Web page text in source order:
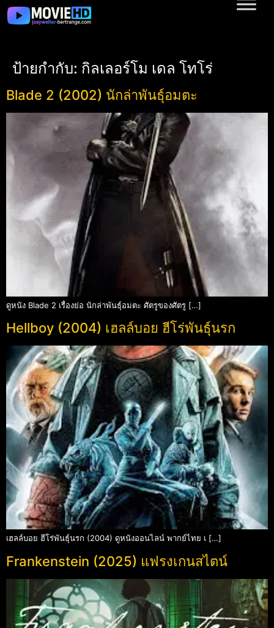
ป้ายกำกับ: กิลเลอร์โม เดล โทโร่
Blade 2 (2002) นักล่าพันธุ์อมตะ
ดูหนัง Blade 2 เรื่องย่อ นักล่าพันธุ์อมตะ ศัตรูของศัตรู […]
Hellboy (2004) เฮลล์บอย ฮีโร่พันธุ์นรก
เฮลล์บอย ฮีโร่พันธุ์นรก (2004) ดูหนังออนไลน์ พากย์ไทย เ […]
Frankenstein (2025) แฟรงเกนสไตน์